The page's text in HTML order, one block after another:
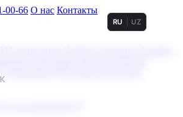
00-66 О нас Контакты
RU UZ